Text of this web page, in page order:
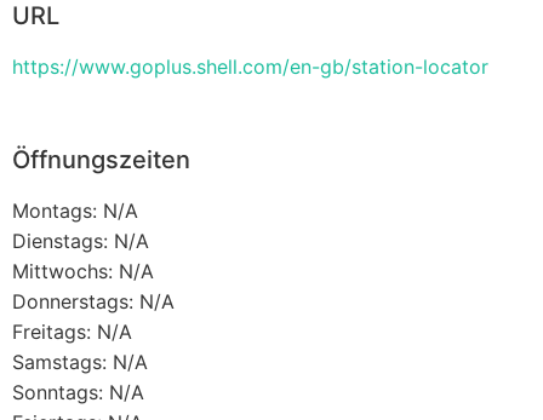
URL
https://www.goplus.shell.com/en-gb/station-locator
Öffnungszeiten
Montags: N/A
Dienstags: N/A
Mittwochs: N/A
Donnerstags: N/A
Freitags: N/A
Samstags: N/A
Sonntags: N/A